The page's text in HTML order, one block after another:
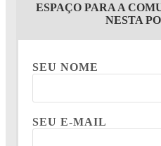
ESPAÇO PARA A
NESTA
SEU NOME
SEU E-MAIL